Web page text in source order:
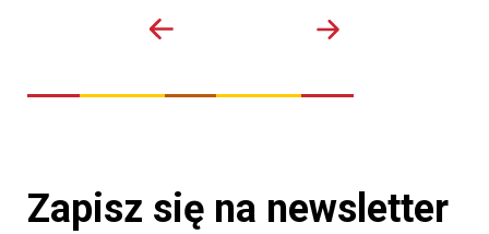
Zapisz się na newsletter